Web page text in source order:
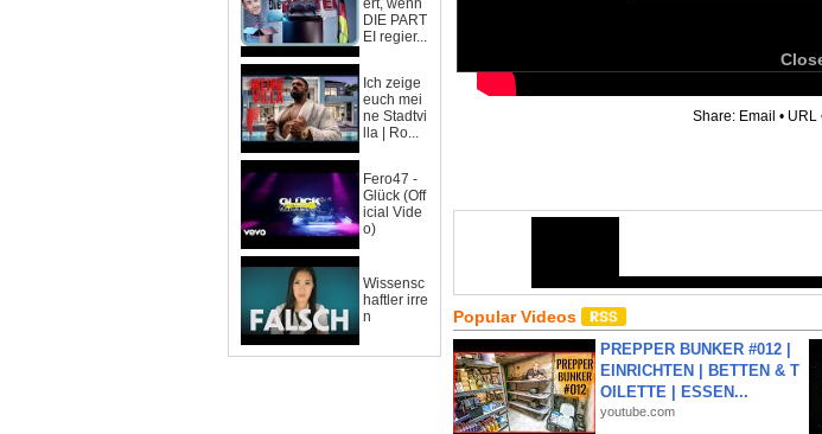
ert, wenn
DIE PART
EI regier...
Ich zeige
euch mei
ne Stadtvi
lla | Ro...
Fero47 -
Glück (Off
icial Vide
o)
Wissensc
haftler irre
n
Share: Email • URL
Popular Videos
PREPPER BUNKER #012 |
EINRICHTEN | BETTEN & T
OILETTE | ESSEN...
youtube.com